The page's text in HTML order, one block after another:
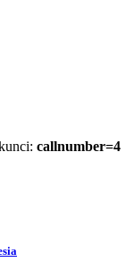
callnumber=4